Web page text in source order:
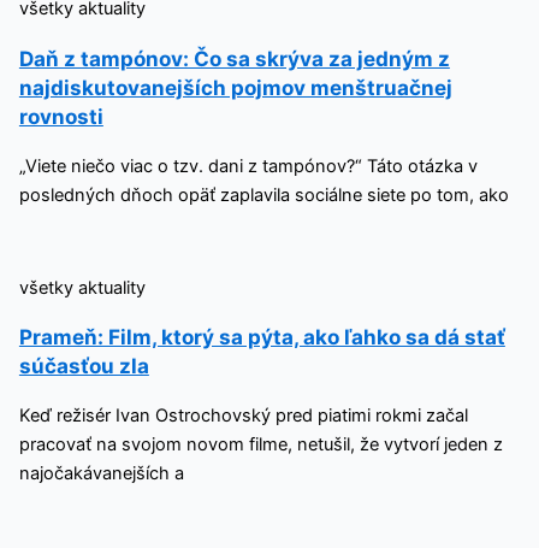
všetky aktuality
Daň z tampónov: Čo sa skrýva za jedným z
najdiskutovanejších pojmov menštruačnej
rovnosti
„Viete niečo viac o tzv. dani z tampónov?“ Táto otázka v
posledných dňoch opäť zaplavila sociálne siete po tom, ako
všetky aktuality
Prameň: Film, ktorý sa pýta, ako ľahko sa dá stať
súčasťou zla
Keď režisér Ivan Ostrochovský pred piatimi rokmi začal
pracovať na svojom novom filme, netušil, že vytvorí jeden z
najočakávanejších a